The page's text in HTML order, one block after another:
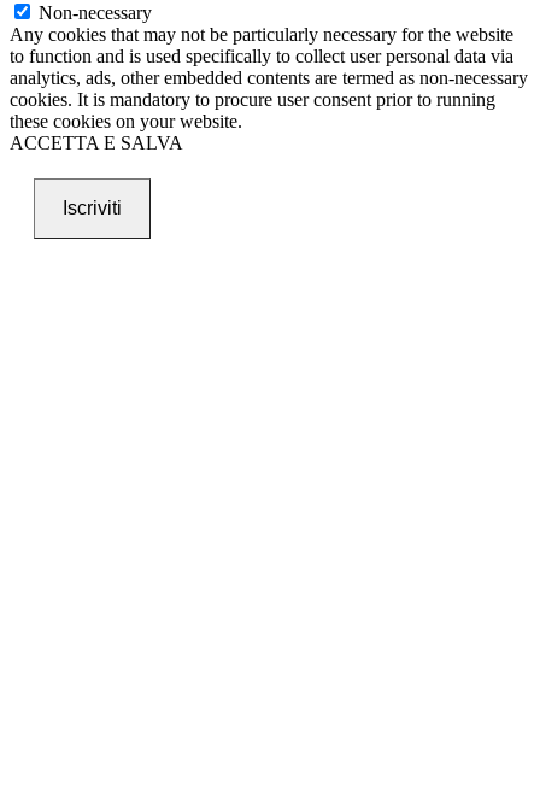
Non-necessary
Any cookies that may not be particularly necessary for the website
to function and is used specifically to collect user personal data via
analytics, ads, other embedded contents are termed as non-necessary
cookies. It is mandatory to procure user consent prior to running
these cookies on your website.
ACCETTA E SALVA
Iscriviti